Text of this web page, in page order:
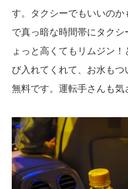
す。タクシーでもいいの
で真っ暗な時間帯にタク
ょっと高くてもリムジン
び入れてくれて、お水も
無料です。運転手さんも気